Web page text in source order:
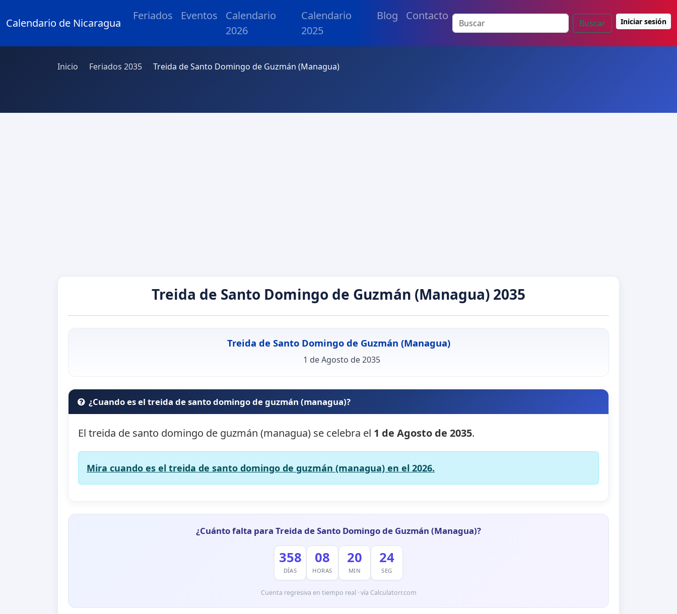
Calendario de Nicaragua
Feriados Eventos
Calendario
2026
Calendario
2025
Blog Contacto
Buscar Iniciar sesión
Inicio Feriados 2035 Treida de Santo Domingo de Guzmán (Managua)
Treida de Santo Domingo de Guzmán (Managua) 2035
Treida de Santo Domingo de Guzmán (Managua)
1 de Agosto de 2035
¿Cuando es el treida de santo domingo de guzmán (managua)?
El treida de santo domingo de guzmán (managua) se celebra el 1 de Agosto de 2035.
Mira cuando es el treida de santo domingo de guzmán (managua) en el 2026.
¿Cuánto falta para Treida de Santo Domingo de Guzmán (Managua)?
358
DÍAS
08
HORAS
20
MIN
23
SEG
Cuenta regresiva en tiempo real · vía Calculatorr.com